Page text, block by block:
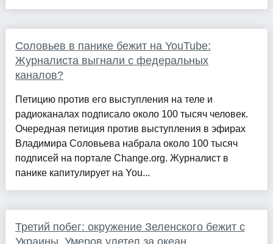
Соловьев в панике бежит на YouTube:
Журналиста выгнали с федеральных
каналов?
Петицию против его выступления на теле и
радиоканалах подписало около 100 тысяч человек.
Очередная петиция против выступления в эфирах
Владимира Соловьева набрала около 100 тысяч
подписей на портале Change.org. Журналист в
панике капитулирует на You...
Третий побег: окружение Зеленского бежит с
Украины, Умеров улетел за океан